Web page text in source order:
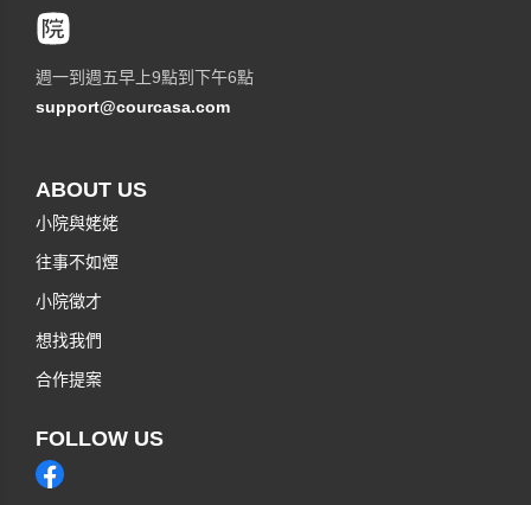
週一到週五早上9點到下午6點
support@courcasa.com
ABOUT US
小院與姥姥
往事不如煙
小院徵才
想找我們
合作提案
FOLLOW US